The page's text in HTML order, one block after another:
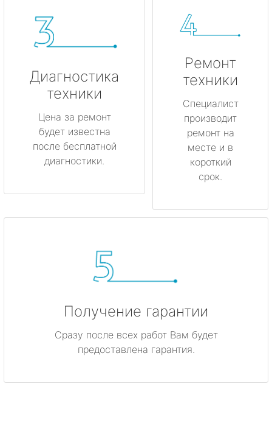
Диагностика
техники
Цена за ремонт
будет известна
после бесплатной
диагностики.
Ремонт
техники
Специалист
производит
ремонт на
месте и в
короткий
срок.
Получение гарантии
Сразу после всех работ Вам будет
предоставлена гарантия.